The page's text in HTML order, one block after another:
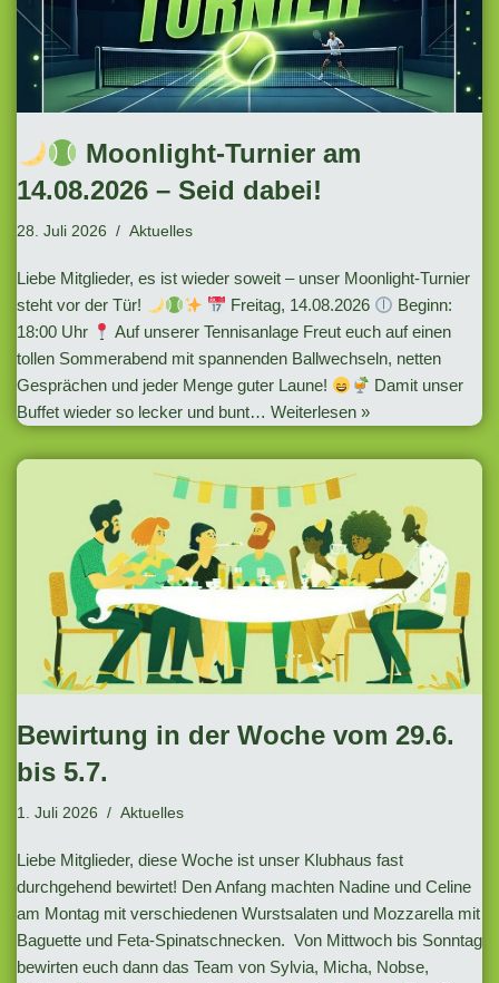
Moonlight-Turnier am
14.08.2026 – Seid dabei!
28. Juli 2026 Aktuelles
Liebe Mitglieder, es ist wieder soweit – unser Moonlight-Turnier
steht vor der Tür!
Freitag, 14.08.2026
Beginn:
18:00 Uhr
Auf unserer Tennisanlage Freut euch auf einen
tollen Sommerabend mit spannenden Ballwechseln, netten
Gesprächen und jeder Menge guter Laune!
Damit unser
Buffet wieder so lecker und bunt… Weiterlesen »
Bewirtung in der Woche vom 29.6.
bis 5.7.
1. Juli 2026 Aktuelles
Liebe Mitglieder, diese Woche ist unser Klubhaus fast
durchgehend bewirtet! Den Anfang machten Nadine und Celine
am Montag mit verschiedenen Wurstsalaten und Mozzarella mit
Baguette und Feta-Spinatschnecken. Von Mittwoch bis Sonntag
bewirten euch dann das Team von Sylvia, Micha, Nobse,